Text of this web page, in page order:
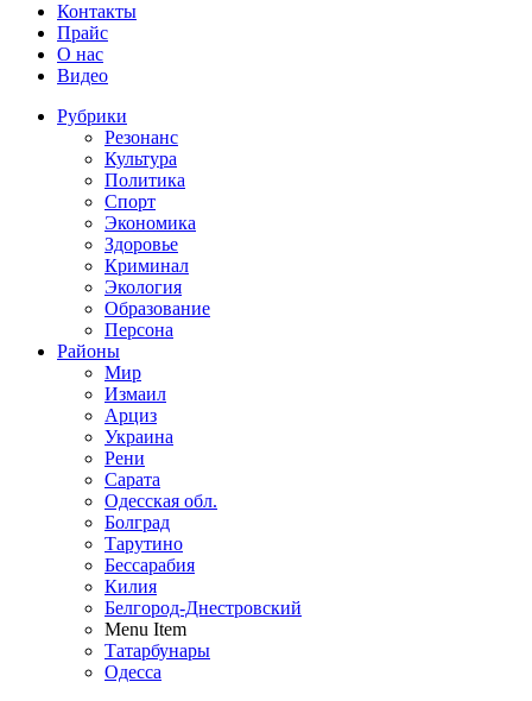
Контакты
Прайс
О нас
Видео
Рубрики
Резонанс
Культура
Политика
Спорт
Экономика
Здоровье
Криминал
Экология
Образование
Персона
Районы
Мир
Измаил
Арциз
Украина
Рени
Сарата
Одесская обл.
Болград
Тарутино
Бессарабия
Килия
Белгород-Днестровский
Menu Item
Татарбунары
Одесса